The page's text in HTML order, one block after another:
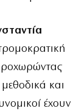
και
έχουν